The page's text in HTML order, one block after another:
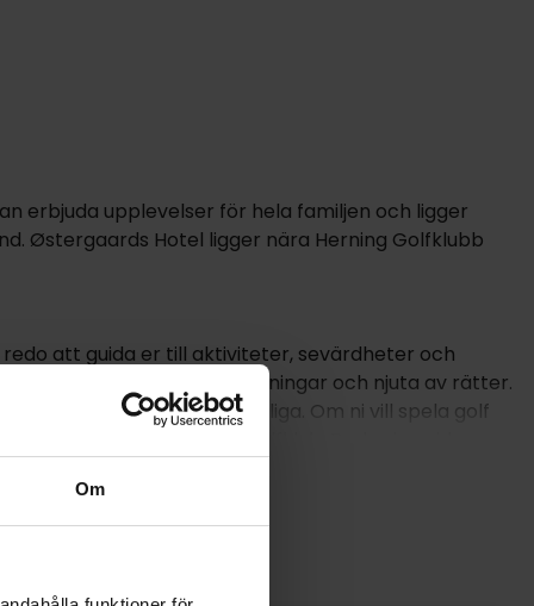
Om
erbjuda upplevelser för hela familjen och ligger
Østergaards Hotel ligger nära Herning Golfklubb
att guida er till aktiviteter, sevärdheter och
kan sitta i bekväma omgivningar och njuta av rätter.
tillgängliga. Om ni vill spela golf